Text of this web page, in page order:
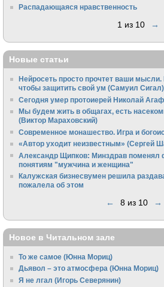
Распадающаяся нравственность
1 из 10 →
Новые статьи
Нейросеть просто прочтет ваши
чтобы защитить свой ум (Самуил Сигал)
Сегодня умер протоиерей Николай
Мы будем жить в общагах, есть
(Виктор Мараховский)
Cовременное монашество. Игра и
«Автор уходит неизвестным» (Сергей
Александр Щипков: Минздрав поменял
понятиям "мужчина и женщина"
Калужская бизнесвумен решила
пожалела об этом
← 8 из 10 →
Новое в Читальном зале
То же самое (Юнна Мориц)
Дьявол – это атмосфера (Юнна Мориц)
Я не лгал (Игорь Северянин)